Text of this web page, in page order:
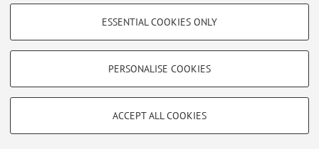
PROFILING COOKIES - OPTIONAL
Show profiling cookies
Vimeo
TECHNICAL COOKIES - ESSENTIAL
limited to ensuring the correct operation of the website, saving browsing
ESSENTIAL COOKIES ONLY
PERSONALISE COOKIES
ACCEPT ALL COOKIES
Restricted area
Loginto manage all website contents.
Zamboni, 33 - 40126 Bologna - Partita IVA: 01131710376